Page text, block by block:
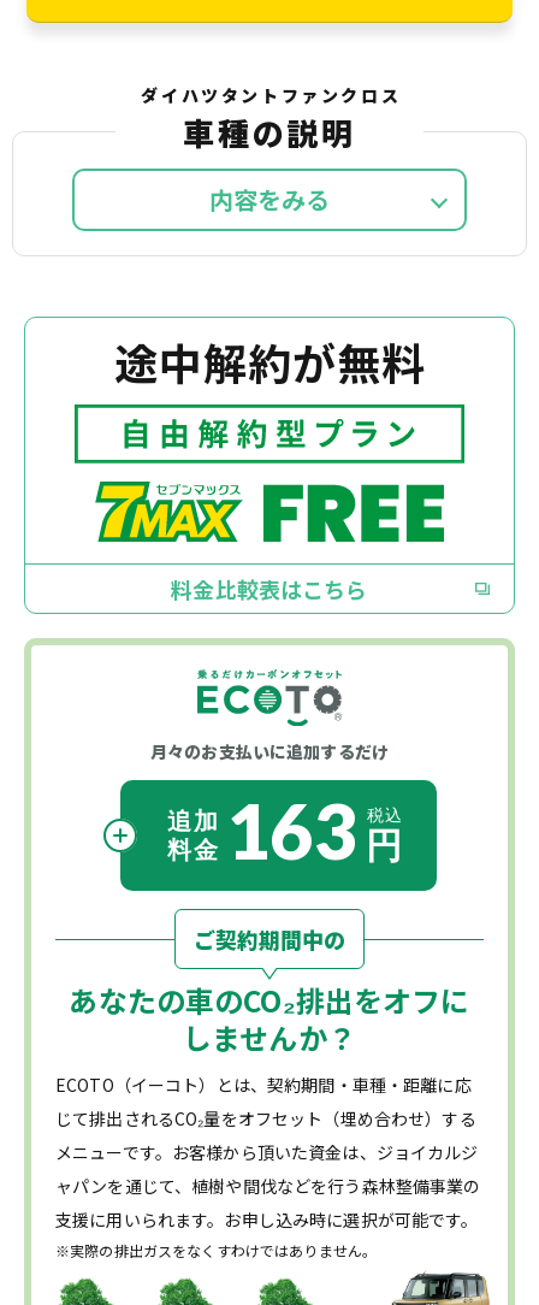
ダイハツタントファンクロス
車種の説明
内容を
途中解約が無料
料金比較表はこちら
月々のお支払いに追加するだけ
163
ご契約期間中の
あなたの車のCO₂排出をオフに
しませんか？
ECOTO（イーコト）とは、契約期間・車種・距離に応
じて排出されるCO₂量をオフセット（埋め合わせ）する
メニューです。お客様から頂いた資金は、ジョイカルジ
ャパンを通じて、植樹や間伐などを行う森林整備事業の
支援に用いられます。お申し込み時に選択が可能です。
※実際の排出ガスをなくすわけではありません。